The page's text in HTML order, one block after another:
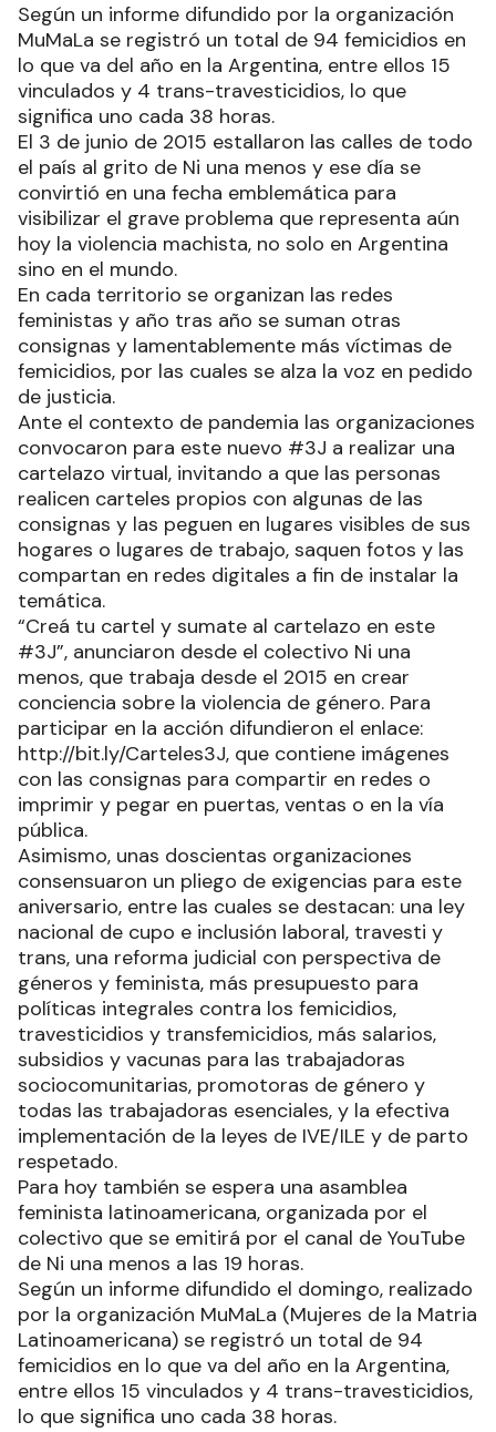
Según un informe difundido por la organización
MuMaLa se registró un total de 94 femicidios en
lo que va del año en la Argentina, entre ellos 15
vinculados y 4 trans-travesticidios, lo que
significa uno cada 38 horas.
El 3 de junio de 2015 estallaron las calles de todo
el país al grito de Ni una menos y ese día se
convirtió en una fecha emblemática para
visibilizar el grave problema que representa aún
hoy la violencia machista, no solo en Argentina
sino en el mundo.
En cada territorio se organizan las redes
feministas y año tras año se suman otras
consignas y lamentablemente más víctimas de
femicidios, por las cuales se alza la voz en pedido
de justicia.
Ante el contexto de pandemia las organizaciones
convocaron para este nuevo #3J a realizar una
cartelazo virtual, invitando a que las personas
realicen carteles propios con algunas de las
consignas y las peguen en lugares visibles de sus
hogares o lugares de trabajo, saquen fotos y las
compartan en redes digitales a fin de instalar la
temática.
“Creá tu cartel y sumate al cartelazo en este
#3J”, anunciaron desde el colectivo Ni una
menos, que trabaja desde el 2015 en crear
conciencia sobre la violencia de género. Para
participar en la acción difundieron el enlace:
http://bit.ly/Carteles3J, que contiene imágenes
con las consignas para compartir en redes o
imprimir y pegar en puertas, ventas o en la vía
pública.
Asimismo, unas doscientas organizaciones
consensuaron un pliego de exigencias para este
aniversario, entre las cuales se destacan: una ley
nacional de cupo e inclusión laboral, travesti y
trans, una reforma judicial con perspectiva de
géneros y feminista, más presupuesto para
políticas integrales contra los femicidios,
travesticidios y transfemicidios, más salarios,
subsidios y vacunas para las trabajadoras
sociocomunitarias, promotoras de género y
todas las trabajadoras esenciales, y la efectiva
implementación de la leyes de IVE/ILE y de parto
respetado.
Para hoy también se espera una asamblea
feminista latinoamericana, organizada por el
colectivo que se emitirá por el canal de YouTube
de Ni una menos a las 19 horas.
Según un informe difundido el domingo, realizado
por la organización MuMaLa (Mujeres de la Matria
Latinoamericana) se registró un total de 94
femicidios en lo que va del año en la Argentina,
entre ellos 15 vinculados y 4 trans-travesticidios,
lo que significa uno cada 38 horas.